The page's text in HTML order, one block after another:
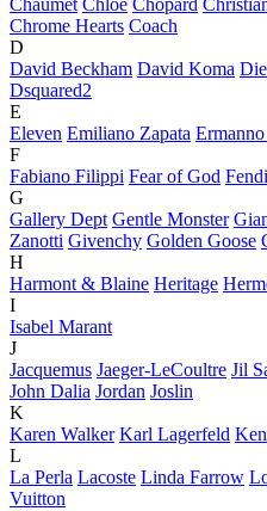
Chaumet Chloe Chopard
Chrome Hearts Coach
D
David Beckham David Koma
Dsquared2
E
Eleven Emiliano Zapata
F
Fabiano Filippi Fear of God Fendi
G
Gallery Dept Gentle Monster
Zanotti Givenchy Golden Goose
H
Harmont & Blaine Heritage
I
Isabel Marant
J
Jacquemus Jaeger-LeCoultre Jil
John Dalia Jordan Joslin
K
Karen Walker Karl Lagerfeld
L
La Perla Lacoste Linda Farrow
Vuitton